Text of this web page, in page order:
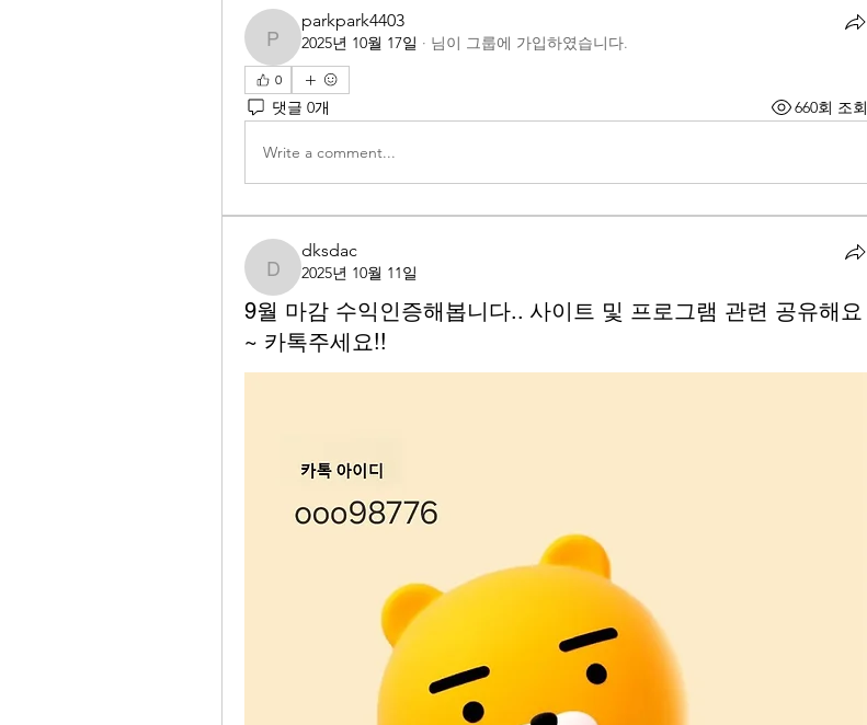
parkpark4403
parkpark4403
2025년 10월 17일 · 님이 그룹에 가입하였습니다.
0
댓글 0개 660회 조회
Write a comment...
dksdac
dksdac
2025년 10월 11일
9월 마감 수익인증해봅니다.. 사이트 및 프로그램 관련 공유해요
~ 카톡주세요!!